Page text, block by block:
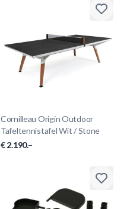
Cornilleau Origin Outdoor
Tafeltennistafel Wit / Stone
€ 2.190.–